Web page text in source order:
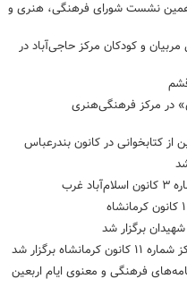
نشست شورای فرهنگی، هنری و
و کودکان مرکز حاجی‌آباد در
در مرکز فرهنگی‌هنری
کتابخوانی در کانون بندرعباس
غرب
برگزار شد
برگزار شد
برنامه‌های فرهنگی و معنوی ایام اربعین